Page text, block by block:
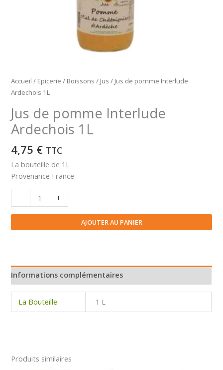
Accueil / Epicerie / Boissons / Jus / Jus de pomme Interlude
Ardechois 1L
Jus de pomme Interlude
Ardechois 1L
4,75 € TTC
La bouteille de 1L
Provenance France
-
quantité
de
Jus
de
1L
+
AJOUTER AU PANIER
Informations complémentaires
La Bouteille 1 L
Produits similaires